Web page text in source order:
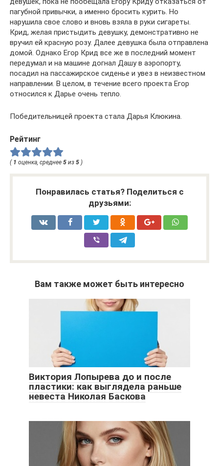
пагубной привычки, а именно бросить курить. Но
нарушила свое слово и вновь взяла в руки сигареты.
Крид, желая пристыдить девушку, демонстративно не
вручил ей красную розу. Далее девушка была отправлена
домой. Однако Егор Крид все же в последний момент
передумал и на машине догнал Дашу в аэропорту,
посадил на пассажирское сиденье и увез в неизвестном
направлении. В целом, в течение всего проекта Егор
относился к Дарье очень тепло.
Победительницей проекта стала Дарья Клюкина.
Рейтинг
( 1 оценка, среднее 5 из 5 )
Понравилась статья? Поделиться с
друзьями:
Вам также может быть интересно
Виктория Лопырева до и после
пластики: как выглядела раньше
невеста Николая Баскова